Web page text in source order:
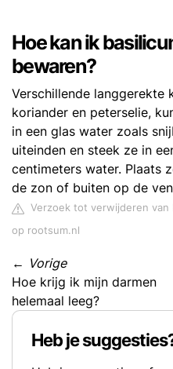
Hoe kan ik
bewaren?
Verschillende langgerekte
koriander en peterselie,
in een glas water zoals
uiteinden en steek ze in
centimeters water. Plaats
de zon of buiten op de
Verzoek tot verwijderen van
op rootsum.nl
← Vorige
Hoe krijg ik mijn darmen
helemaal leeg?
Heb je